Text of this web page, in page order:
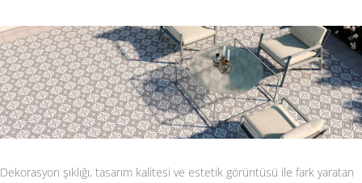
Dekorasyon şıklığı, tasarım kalitesi ve estetik görüntüsü ile fark yaratan